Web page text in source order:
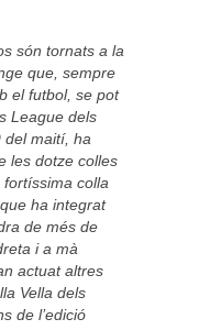
són tornats a la
que, sempre
el futbol, se pot
League dels
del maití, ha
les dotze colles
colla
ha integrat
de més de
i a mà
actuat altres
Vella dels
de l’edició